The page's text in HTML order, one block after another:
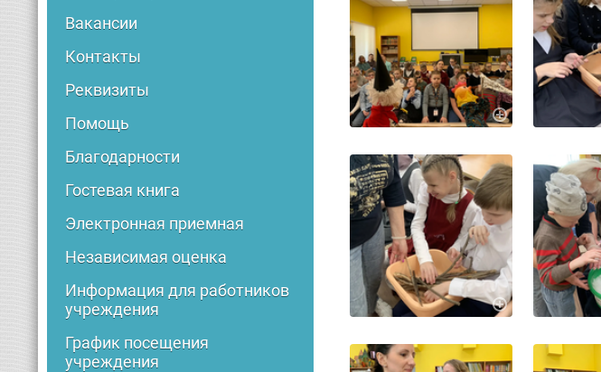
Вакансии
Контакты
Реквизиты
Помощь
Благодарности
Гостевая книга
Электронная приемная
Независимая оценка
Информация для работников
учреждения
График посещения
учреждения